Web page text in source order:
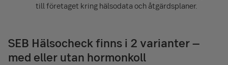
till företaget kring hälsodata och åtgärdsplaner.
SEB Hälsocheck finns i 2 varianter –
med eller utan hormonkoll